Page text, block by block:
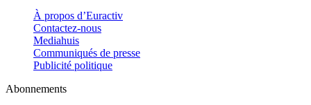
À propos d’Euractiv
Contactez-nous
Mediahuis
Communiqués de presse
Publicité politique
Abonnements